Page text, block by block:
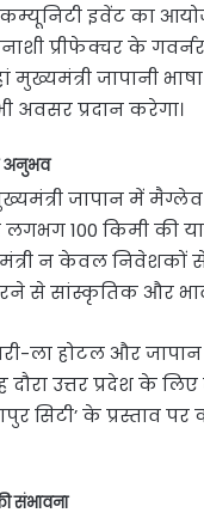
इवेंट का
प्रीफेक्चर के
मुख्यमंत्री जापानी
अवसर प्रदान करेगा।
अनुभव
जापान में
100 किमी की
न केवल निवेशकों से
से सांस्कृतिक और
ला होटल और जापान
दौरा उत्तर प्रदेश के
सिटी’ के
संभावना